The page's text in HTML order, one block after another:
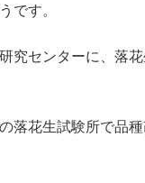
です。
究センターに、落
落花生試験所で品